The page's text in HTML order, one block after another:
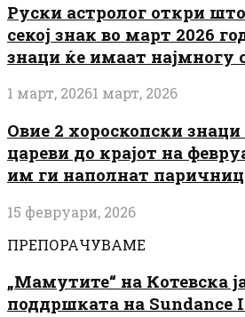
Руски астролог откри
секој знак во март 2026
знаци ќе имаат најмногу
1 март, 20261 март, 2026
Овие 2 хороскопски
цареви до крајот на
им ги наполнат
15 февруари, 2026
ПРЕПОРАЧУВАМЕ
„Мамутите“ на Котевска
поддршката на Sundance